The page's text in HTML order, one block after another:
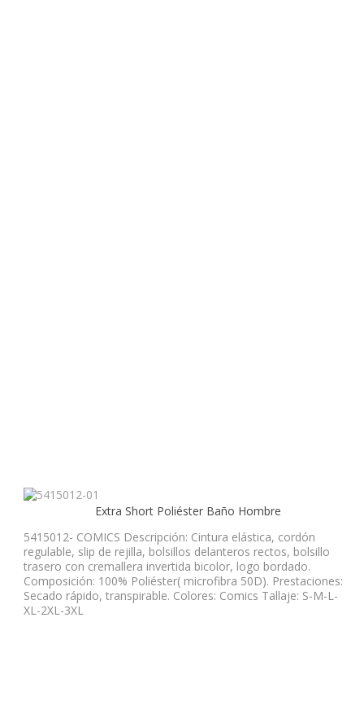
Extra Short Poliéster Baño Hombre
5415012- COMICS Descripción: Cintura elástica, cordón
regulable, slip de rejilla, bolsillos delanteros rectos, bolsillo
trasero con cremallera invertida bicolor, logo bordado.
Composición: 100% Poliéster( microfibra 50D). Prestaciones:
Secado rápido, transpirable. Colores: Comics Tallaje: S-M-L-
XL-2XL-3XL